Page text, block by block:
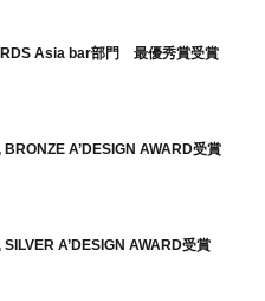
Asia bar部門 最優秀賞受賞
A’DESIGN AWARD受賞
A’DESIGN AWARD受賞